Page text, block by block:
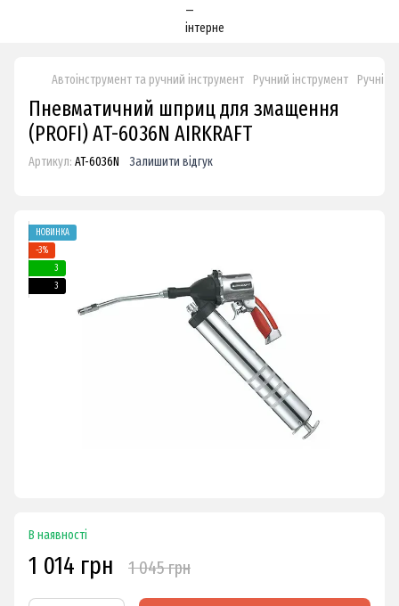
Автоінструмент та ручний інструмент Ручний інструмент Ручні
Пневматичний шприц для змащення
(PROFI) AT-6036N AIRKRAFT
Артикул: AT-6036N Залишити відгук
НОВИНКА
−3%
3
3
В наявності
1 014 грн 1 045 грн